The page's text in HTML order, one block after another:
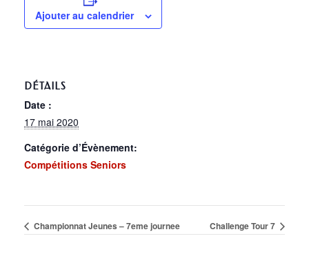
Ajouter au calendrier
DÉTAILS
Date :
17 mai 2020
Catégorie d’Évènement:
Compétitions Seniors
Championnat Jeunes – 7eme journee Challenge Tour 7